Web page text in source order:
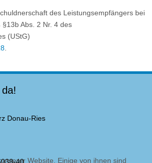
des Leistungsempfängers bei
Abs. 2 Nr. 4 des
(UStG)
.
Donau-Ries
Website. Einige von ihnen sind